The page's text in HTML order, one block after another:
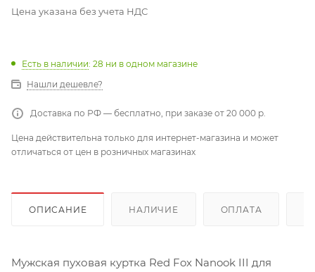
Цена указана без учета НДС
Есть в наличии: 28 ни в одном магазине
Нашли дешевле?
Доставка по РФ — бесплатно, при заказе от 20 000 р.
Цена действительна только для интернет-магазина и может
отличаться от цен в розничных магазинах
ОПИСАНИЕ НАЛИЧИЕ ОПЛАТА
Мужская пуховая куртка Red Fox Nanook III для